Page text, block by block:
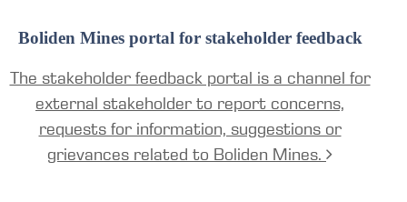
Boliden Mines portal for stakeholder feedback
The stakeholder feedback portal is a channel for
external stakeholder to report concerns,
requests for information, suggestions or
grievances related to Boliden Mines.